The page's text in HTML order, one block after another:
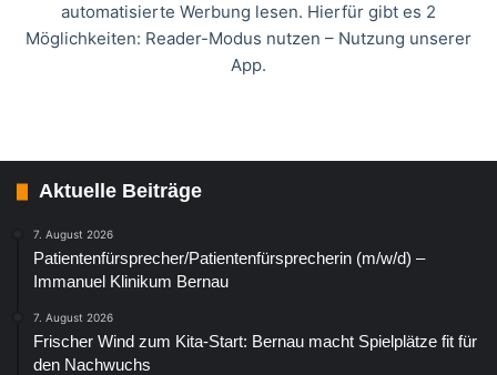
automatisierte Werbung lesen. Hierfür gibt es 2
Möglichkeiten: Reader-Modus nutzen – Nutzung unserer
App.
Aktuelle Beiträge
7. August 2026
Patientenfürsprecher/Patientenfürsprecherin (m/w/d) –
Immanuel Klinikum Bernau
7. August 2026
Frischer Wind zum Kita-Start: Bernau macht Spielplätze fit für
den Nachwuchs